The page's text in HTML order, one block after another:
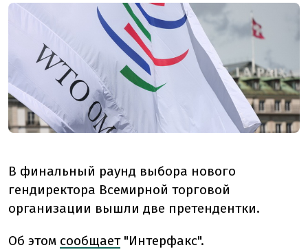
В финальный раунд выбора нового
гендиректора Всемирной торговой
организации вышли две претендентки.
Об этом сообщает"Интерфакс".